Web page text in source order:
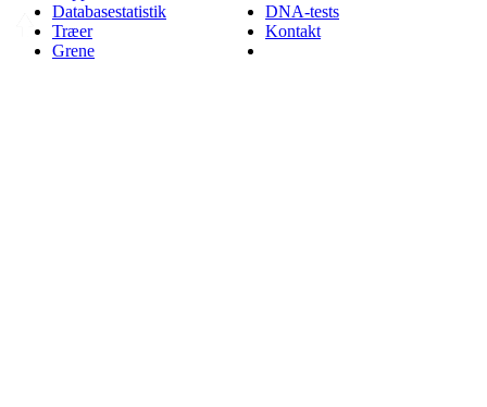
Databasestatistik
Træer
Grene
DNA-tests
Kontakt